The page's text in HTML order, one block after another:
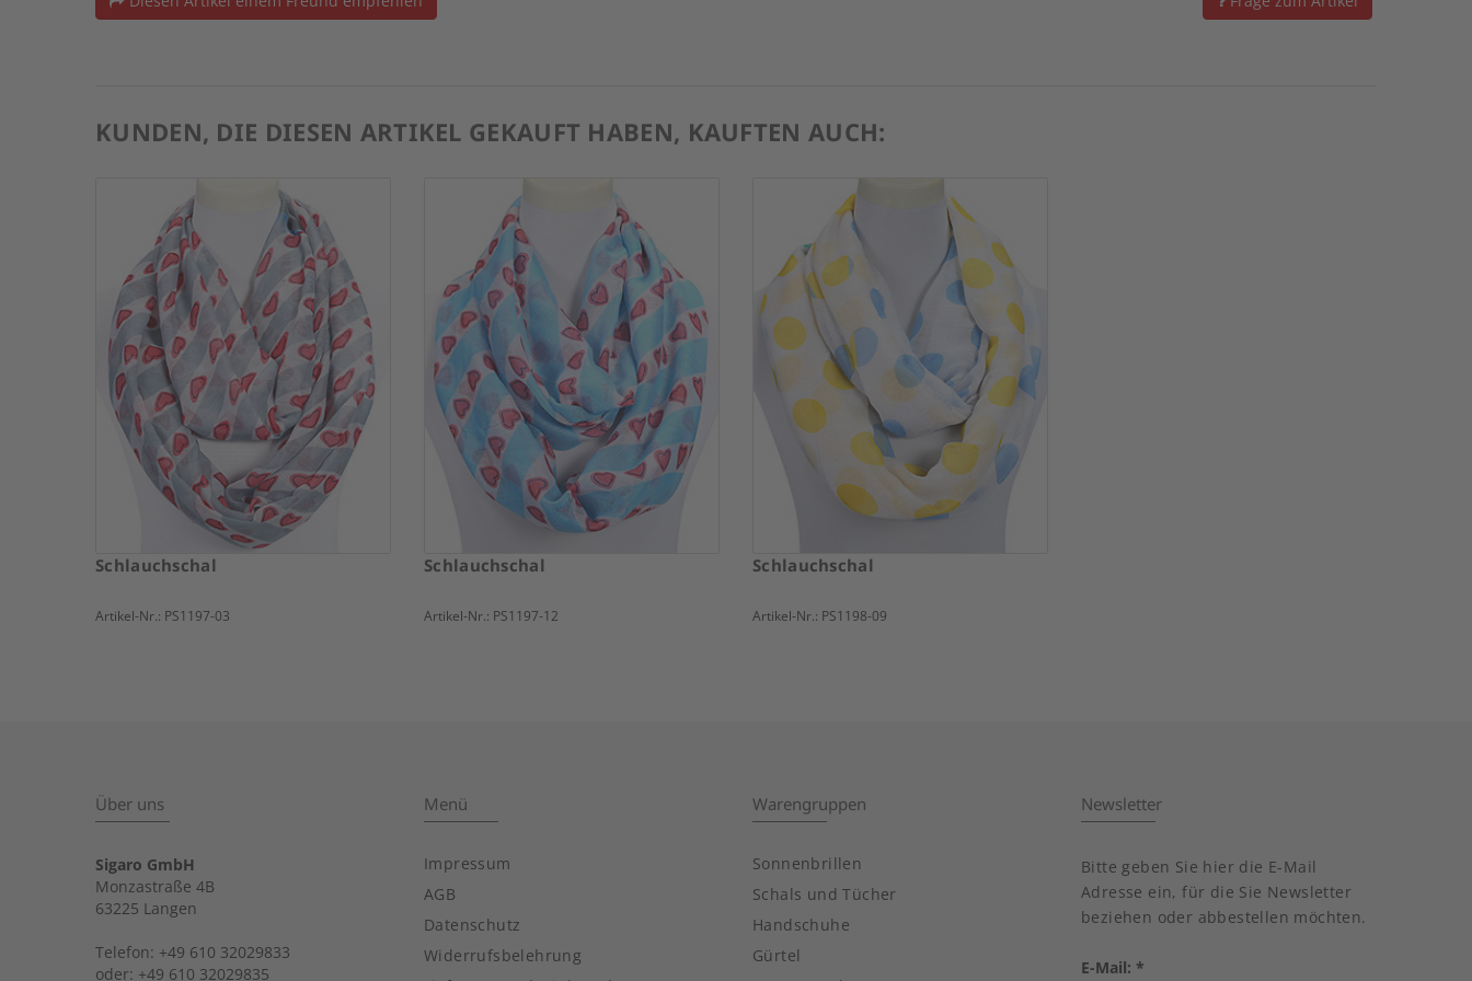
KUNDEN, DIE DIESEN ARTIKEL GEKAUFT HABEN, KAUFTEN AUCH:
Schlauchschal
Artikel-Nr.: PS1197-03
Schlauchschal
Artikel-Nr.: PS1197-12
Schlauchschal
Artikel-Nr.: PS1198-09
Über uns
Sigaro GmbH
Monzastraße 4B
63225 Langen
Telefon: +49 610 32029833
oder: +49 610 32029835
Menü
Impressum
AGB
Datenschutz
Widerrufsbelehrung
Warengruppen
Sonnenbrillen
Schals und Tücher
Handschuhe
Gürtel
Newsletter
Bitte geben Sie hier die E-Mail
Adresse ein, für die Sie Newsletter
beziehen oder abbestellen möchten.
E-Mail: *